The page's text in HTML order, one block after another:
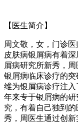
【医生简介】
周文敬，女，门诊
皮肤病银屑病有着
屑病研究所新秀，
银屑病临床诊疗的
维为银屑病诊疗注
年来专于银屑病的
究，有着自己独到
秀，周医生通过创